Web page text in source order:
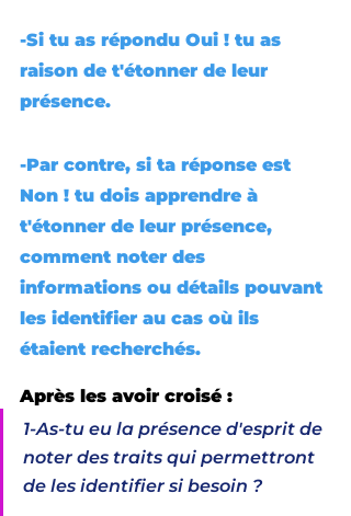
-Si tu as répondu Oui ! tu as
raison de t'étonner de leur
présence.
-Par contre, si ta réponse est
Non ! tu dois apprendre à
t'étonner de leur présence,
comment noter des
informations ou détails pouvant
les identifier au cas où ils
étaient recherchés.
Après les avoir croisé :
1-As-tu eu la présence d'esprit de
noter des traits qui permettront
de les identifier si besoin ?